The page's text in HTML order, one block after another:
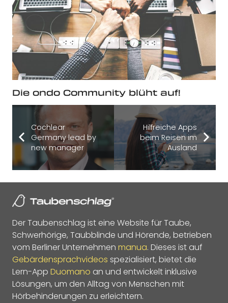
Die ondo Community blüht auf!
Cochlear
Germany lead by
new manager
Hilfreiche Apps
beim Reisen im
Ausland
Der Taubenschlag ist eine Website für Taube,
Schwerhörige, Taubblinde und Hörende, betrieben
vom Berliner Unternehmen manua. Dieses ist auf
Gebärdensprachvideos spezialisiert, bietet die
Lern-App Duomano an und entwickelt inklusive
Lösungen, um den Alltag von Menschen mit
Hörbehinderungen zu erleichtern.